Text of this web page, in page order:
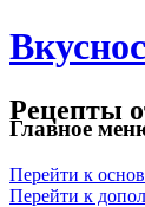
Рецепты
Главное
Перейти к
Перейти к